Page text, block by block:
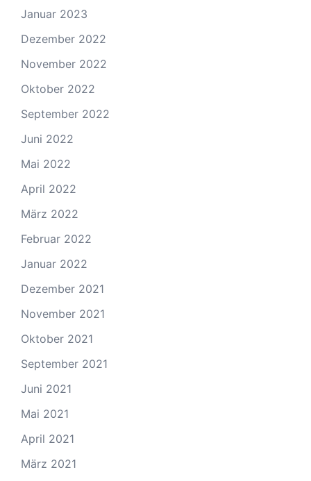
Januar 2023
Dezember 2022
November 2022
Oktober 2022
September 2022
Juni 2022
Mai 2022
April 2022
März 2022
Februar 2022
Januar 2022
Dezember 2021
November 2021
Oktober 2021
September 2021
Juni 2021
Mai 2021
April 2021
März 2021